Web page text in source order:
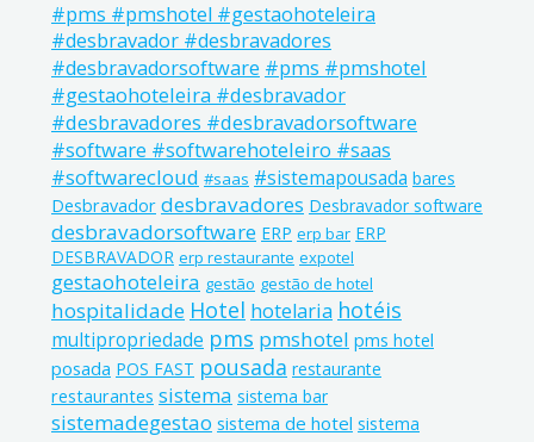
#pms #pmshotel #gestaohoteleira
#desbravador #desbravadores
#desbravadorsoftware #pms #pmshotel
#gestaohoteleira #desbravador
#desbravadores #desbravadorsoftware
#software #softwarehoteleiro #saas
#softwarecloud #saas #sistemapousada bares
Desbravador desbravadores Desbravador software
desbravadorsoftware ERP erp bar ERP
DESBRAVADOR erp restaurante expotel
gestaohoteleira gestão gestão de hotel
hospitalidade Hotel hotelaria hotéis
multipropriedade pms pmshotel pms hotel
posada POS FAST pousada restaurante
restaurantes sistema sistema bar
sistemadegestao sistema de hotel sistema